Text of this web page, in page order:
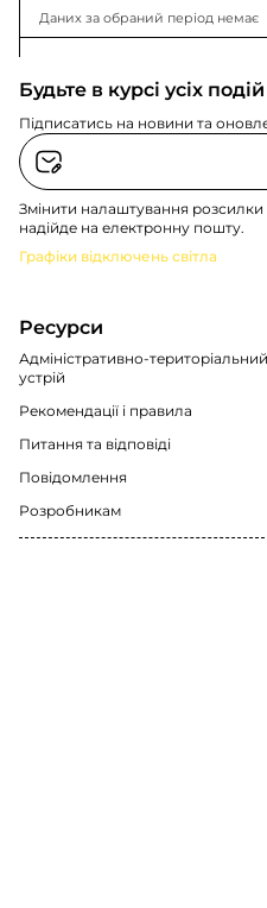
Даних за обраний період немає
Будьте в курсі усіх
Підписатись на новини та
Змінити налаштування
надійде на електронну пошту.
Графіки відключень світла
Ресурси
Адміністративно-територіальний
устрій
Рекомендації i правила
Питання та відповіді
Повідомлення
Розробникам